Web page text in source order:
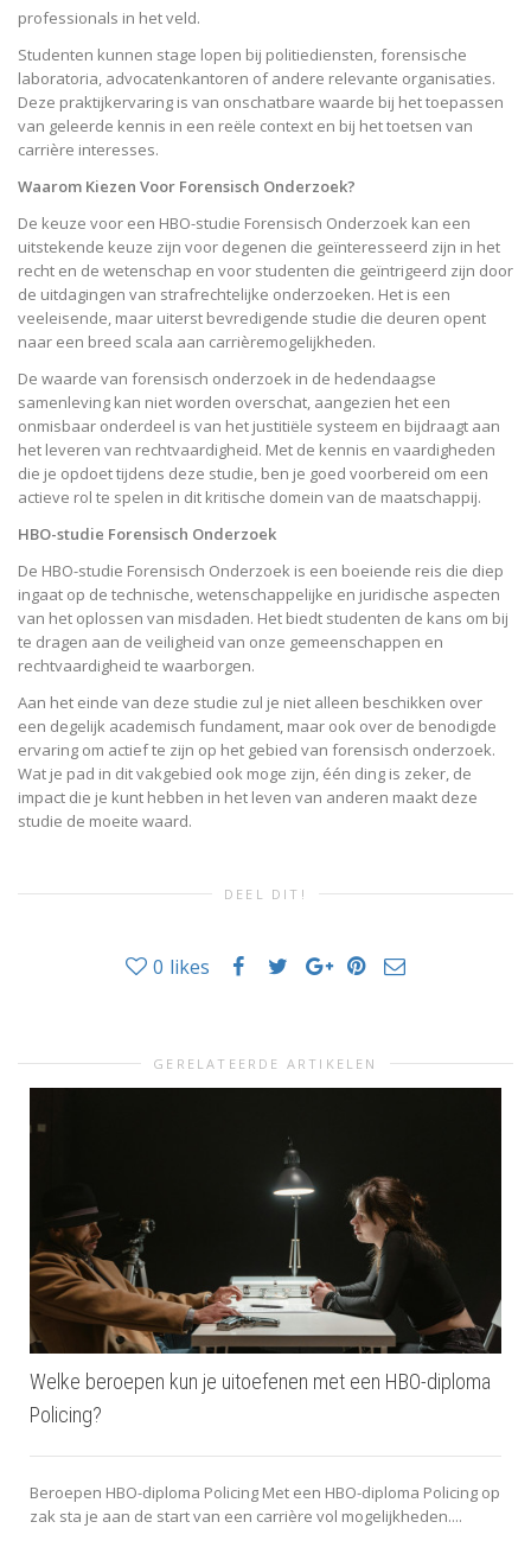
professionals in het veld.
Studenten kunnen stage lopen bij politiediensten, forensische
laboratoria, advocatenkantoren of andere relevante organisaties.
Deze praktijkervaring is van onschatbare waarde bij het toepassen
van geleerde kennis in een reële context en bij het toetsen van
carrière interesses.
Waarom Kiezen Voor Forensisch Onderzoek?
De keuze voor een HBO-studie Forensisch Onderzoek kan een
uitstekende keuze zijn voor degenen die geïnteresseerd zijn in het
recht en de wetenschap en voor studenten die geïntrigeerd zijn door
de uitdagingen van strafrechtelijke onderzoeken. Het is een
veeleisende, maar uiterst bevredigende studie die deuren opent
naar een breed scala aan carrièremogelijkheden.
De waarde van forensisch onderzoek in de hedendaagse
samenleving kan niet worden overschat, aangezien het een
onmisbaar onderdeel is van het justitiële systeem en bijdraagt aan
het leveren van rechtvaardigheid. Met de kennis en vaardigheden
die je opdoet tijdens deze studie, ben je goed voorbereid om een
actieve rol te spelen in dit kritische domein van de maatschappij.
HBO-studie Forensisch Onderzoek
De HBO-studie Forensisch Onderzoek is een boeiende reis die diep
ingaat op de technische, wetenschappelijke en juridische aspecten
van het oplossen van misdaden. Het biedt studenten de kans om bij
te dragen aan de veiligheid van onze gemeenschappen en
rechtvaardigheid te waarborgen.
Aan het einde van deze studie zul je niet alleen beschikken over
een degelijk academisch fundament, maar ook over de benodigde
ervaring om actief te zijn op het gebied van forensisch onderzoek.
Wat je pad in dit vakgebied ook moge zijn, één ding is zeker, de
impact die je kunt hebben in het leven van anderen maakt deze
studie de moeite waard.
DEEL DIT!
0 likes
GERELATEERDE ARTIKELEN
Welke beroepen kun je uitoefenen met een HBO-diploma
Policing?
Beroepen HBO-diploma Policing Met een HBO-diploma Policing op
zak sta je aan de start van een carrière vol mogelijkheden....